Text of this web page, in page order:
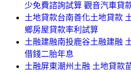
少免費諮詢試算 觀音汽車貸
土地貸款台南善化土地貸款
鄉房屋貸款率利試算
土融建融南投鹿谷土融建融
借錢二胎年息
土融屏東潮州土融 土地貸款